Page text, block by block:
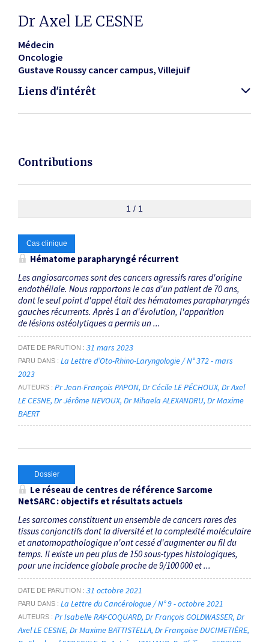
Dr Axel LE CESNE
Médecin
Oncologie
Gustave Roussy cancer campus Villejuif
Liens d'intérêt
Contributions
1 / 1
Cas clinique
Hématome parapharyngé récurrent
Les angiosarcomes sont des cancers agressifs rares d'origine
endothéliale. Nous rapportons le cas d'un patient de 70 ans,
dont le seul point d'appel était des hématomes parapharyngés
gauches récurrents. Après 1 an d'évolution, l'apparition
de lésions ostéolytiques a permis un ...
DATE DE PARUTION 31 mars 2023
PARU DANS
La Lettre d’Oto-Rhino-Laryngologie / N° 372 - mars
2023
AUTEURS Pr Jean-François PAPON Dr Cécile LE PÉCHOUX Dr Axel
LE CESNE Dr Jérôme NEVOUX Dr Mihaela ALEXANDRU Dr Maxime
BAERT
Dossier
Le réseau de centres de référence Sarcome
NetSARC : objectifs et résultats actuels
Les sarcomes constituent un ensemble de cancers rares des
tissus conjonctifs dont la diversité et la complexité moléculaire
et anatomopathologique n'ont cessé d'augmenter au fil du
temps. Il existe un peu plus de 150 sous-types histologiques,
pour une incidence globale proche de 9/100 000 et ...
DATE DE PARUTION 31 octobre 2021
PARU DANS La Lettre du Cancérologue / N° 9 - octobre 2021
AUTEURS Pr Isabelle RAY-COQUARD Dr François GOLDWASSER Dr
Axel LE CESNE Dr Maxime BATTISTELLA Dr Françoise DUCIMETIÈRE